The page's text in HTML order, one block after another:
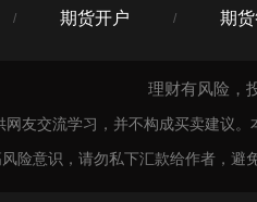
/ 期货开户 / 期
理财有风险，
友交流学习，并不构成买卖建议
险意识，请勿私下汇款给作者，避